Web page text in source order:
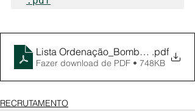
Lista .pdf
Fazer download de PDF • 748KB
RECRUTAMENTO